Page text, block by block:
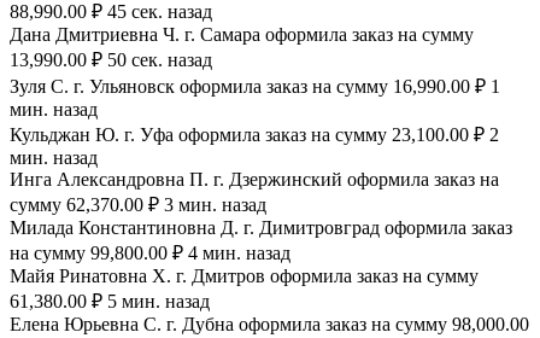
88,990.00 ₽ 45 сек. назад
Дана Дмитриевна Ч. г. Самара оформила заказ на сумму
13,990.00 ₽ 50 сек. назад
Зуля С. г. Ульяновск оформила заказ на сумму 16,990.00 ₽ 1
мин. назад
Кульджан Ю. г. Уфа оформила заказ на сумму 23,100.00 ₽ 2
мин. назад
Инга Александровна П. г. Дзержинский оформила заказ на
сумму 62,370.00 ₽ 3 мин. назад
Милада Константиновна Д. г. Димитровград оформила заказ
на сумму 99,800.00 ₽ 4 мин. назад
Майя Ринатовна Х. г. Дмитров оформила заказ на сумму
61,380.00 ₽ 5 мин. назад
Елена Юрьевна С. г. Дубна оформила заказ на сумму 98,000.00